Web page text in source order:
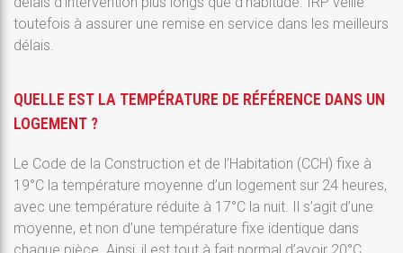
toutefois à assurer une remise en service dans les meilleurs
délais.
QUELLE EST LA TEMPÉRATURE DE RÉFÉRENCE DANS UN
LOGEMENT ?
Le Code de la Construction et de l’Habitation (CCH) fixe à
19°C la température moyenne d’un logement sur 24 heures,
avec une température réduite à 17°C la nuit. Il s’agit d’une
moyenne, et non d’une température fixe identique dans